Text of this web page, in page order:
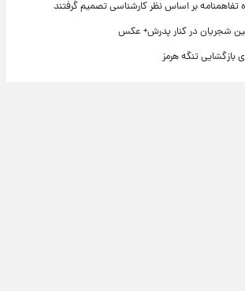
تفاهمنامه بر اساس نظر کارشناسی تصمیم گرفتند
شجریان در کنار پدرش+ عکس
بازگشایی تنگه هرمز